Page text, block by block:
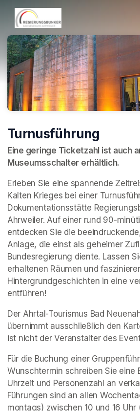
Skip header
Turnusführung
Eine geringe Ticketzahl ist auch
Museumsschalter erhältlich.
Erleben Sie eine spannende
Kalten Krieges bei einer
Dokumentationsstätte
Ahrweiler. Auf einer rund 90-
entdecken Sie die
Anlage, die einst als geheimer
Bundesregierung diente. Lassen
erhaltenen Räumen und
Hintergrundgeschichten in eine
entführen!
Der Ahrtal-Tourismus Bad
übernimmt ausschließlich den
ist nicht der Veranstalter des
Für die Buchung einer
Wunschtermin schreiben Sie eine
Uhrzeit und Personenzahl an
Führungen sind an allen
montags) zwischen 10 und 16 Uhr